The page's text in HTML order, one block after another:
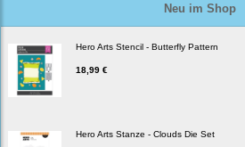
Neu im Shop
Hero Arts Stencil - Butterfly Pattern
18,99 €
Hero Arts Stanze - Clouds Die Set